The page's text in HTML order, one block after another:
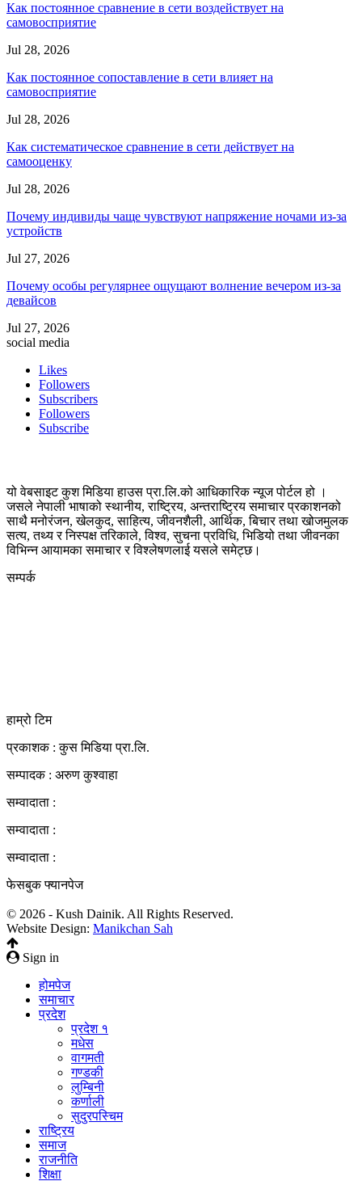
Как постоянное сравнение в сети воздействует на
самовосприятие
Jul 28, 2026
Как постоянное сопоставление в сети влияет на
самовосприятие
Jul 28, 2026
Как систематическое сравнение в сети действует на
самооценку
Jul 28, 2026
Почему индивиды чаще чувствуют напряжение ночами из-за
устройств
Jul 27, 2026
Почему особы регулярнее ощущают волнение вечером из-за
девайсов
Jul 27, 2026
social media
Likes
Followers
Subscribers
Followers
Subscribe
यो वेबसाइट कुश मिडिया हाउस प्रा.लि.को आधिकारिक न्यूज पोर्टल हो ।
जसले नेपाली भाषाको स्थानीय, राष्ट्रिय, अन्तराष्ट्रिय समाचार प्रकाशनको
साथै मनोरंजन, खेलकुद, साहित्य, जीवनशैली, आर्थिक, बिचार तथा खोजमुलक
सत्य, तथ्य र निस्पक्ष तरिकाले, विश्व, सुचना प्रविधि, भिडियो तथा जीवनका
विभिन्न आयामका समाचार र विश्लेषणलाई यसले समेट्छ।
सम्पर्क
हाम्रो टिम
प्रकाशक : कुस मिडिया प्रा‍.लि.
सम्पादक : अरुण कुश्वाहा
सम्वादाता :
सम्वादाता :
सम्वादाता :
फेसबुक फ्यानपेज
© 2026 - Kush Dainik. All Rights Reserved.
Website Design: Manikchan Sah
Sign in
होमपेज
समाचार
प्रदेश
प्रदेश १
मधेस
वागमती
गण्डकी
लुम्बिनी
कर्णाली
सुदुरपस्चिम
राष्ट्रिय
समाज
राजनीति
शिक्षा